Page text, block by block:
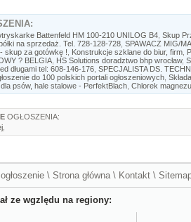
Battenfeld HM 100-210 UNILOG B4 Skup
na sprzedaż. Tel. 728-128-728 SPAWACZ MIG/
skup za gotówkę !
Konstrukcje szklane do biur, firm
? BELGIA HS Solutions doradztwo bhp wrocław,
długami tel: 608-146-176 SPECJALISTA DS.
do 100 polskich portali ogłoszeniowych
psów, hale stalowe - PerfektBlach Chlorek
OGŁOSZENIA:
\ Strona główna\ Kontakt \
ze wgzlędu na regiony: